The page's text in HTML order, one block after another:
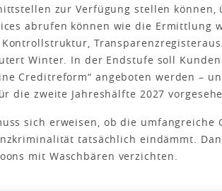
zur Verfügung stellen
abrufen können wie die Ermittlung
Winter. In der Endstufe soll
Creditreform“ angeboten werden –
die zweite Jahreshälfte 2027
sich erweisen, ob die
tatsächlich eindämmt.
mit Waschbären verzichten.